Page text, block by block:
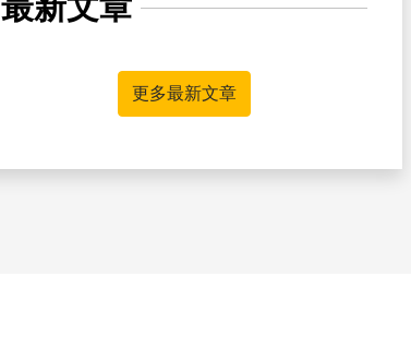
更多最新文章